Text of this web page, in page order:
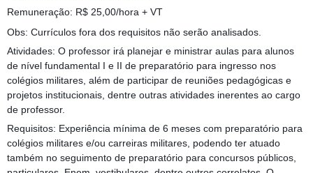
Remuneração: R$ 25,00/hora + VT
Obs: Currículos fora dos requisitos não serão analisados.
Atividades: O professor irá planejar e ministrar aulas para alunos
de nível fundamental I e II de preparatório para ingresso nos
colégios militares, além de participar de reuniões pedagógicas e
projetos institucionais, dentre outras atividades inerentes ao cargo
de professor.
Requisitos: Experiência mínima de 6 meses com preparatório para
colégios militares e/ou carreiras militares, podendo ter atuado
também no seguimento de preparatório para concursos públicos,